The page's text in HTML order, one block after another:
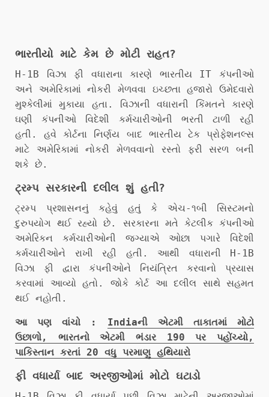
ભારતીયો માટે કેમ છે મોટી રાહત?
H-1B વિઝા ફી વધારાના કારણે ભારતીય IT કંપનીઓ
અને અમેરિકામાં નોકરી મેળવવા ઇચ્છતા હજારો ઉમેદવારો
મુશ્કેલીમાં મુકાયા હતા. વિઝાની વધારાની કિંમતને કારણે
ઘણી કંપનીઓ વિદેશી કર્મચારીઓની ભરતી ટાળી રહી
હતી. હવે કોર્ટના નિર્ણય બાદ ભારતીય ટેક પ્રોફેશનલ્સ
માટે અમેરિકામાં નોકરી મેળવવાનો રસ્તો ફરી સરળ બની
શકે છે.
ટ્રમ્પ સરકારની દલીલ શું હતી?
ટ્રમ્પ પ્રશાસનનું કહેવું હતું કે એચ-૧બી સિસ્ટમનો
દુરુપયોગ થઈ રહ્યો છે. સરકારના મતે કેટલીક કંપનીઓ
અમેરિકન કર્મચારીઓની જગ્યાએ ઓછા પગારે વિદેશી
કર્મચારીઓને રાખી રહી હતી. આથી વધારાની H-1B
વિઝા ફી દ્વારા કંપનીઓને નિયંત્રિત કરવાનો પ્રયાસ
કરવામાં આવ્યો હતો. જોકે કોર્ટ આ દલીલ સાથે સહમત
થઈ નહોતી.
આ પણ વાંચો : Indiaની એટમી તાકાતમાં મોટો
ઉછાળો, ભારતનો એટમી ભંડાર 190 પર પહોંચ્યો,
પાકિસ્તાન કરતાં 20 વધુ પરમાણુ હથિયારો
ફી વધાર્યા બાદ અરજીઓમાં મોટો ઘટાડો